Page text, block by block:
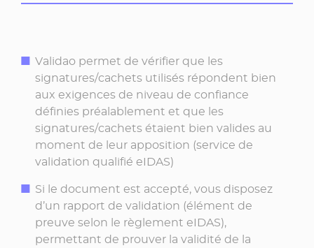
Validao permet de vérifier que les
signatures/cachets utilisés répondent bien
aux exigences de niveau de confiance
définies préalablement et que les
signatures/cachets étaient bien valides au
moment de leur apposition (service de
validation qualifié eIDAS)
Si le document est accepté, vous disposez
d’un rapport de validation (élément de
preuve selon le règlement eIDAS),
permettant de prouver la validité de la